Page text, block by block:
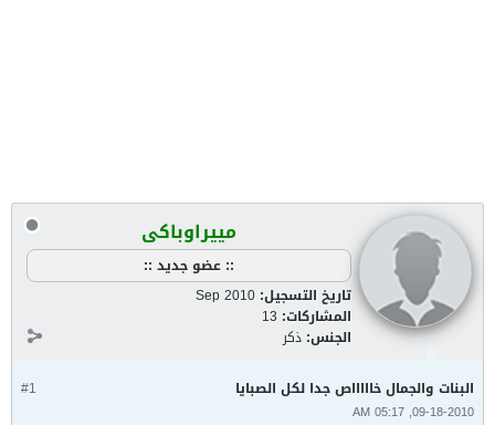
مييراوباكى
:: عضو جديد ::
تاريخ التسجيل: Sep 2010
المشاركات: 13
الجنس: ذكر
#1 البنات والجمال خاااااص جدا لكل الصبايا
09-18-2010, 05:17 AM